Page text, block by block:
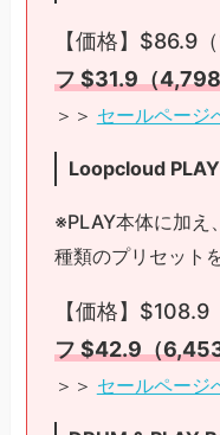
【価格】$86.9
フ $31.9（
＞＞ セールページ
Loopcloud
※PLAY本体に加
種類のプリセット
【価格】$108.9
フ $42.9（
＞＞ セールページ